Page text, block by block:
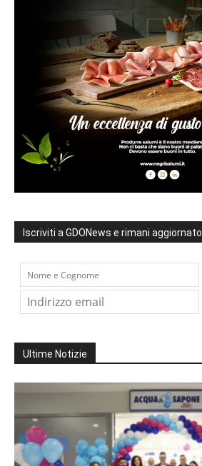
Iscriviti a GDONews e rimani aggiornato
Ultime Notizie